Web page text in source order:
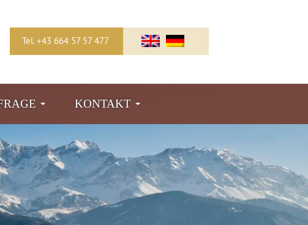
Tel. +43 664 57 57 477
KONTAKT